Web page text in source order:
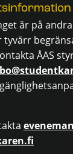
är på
ÅAS